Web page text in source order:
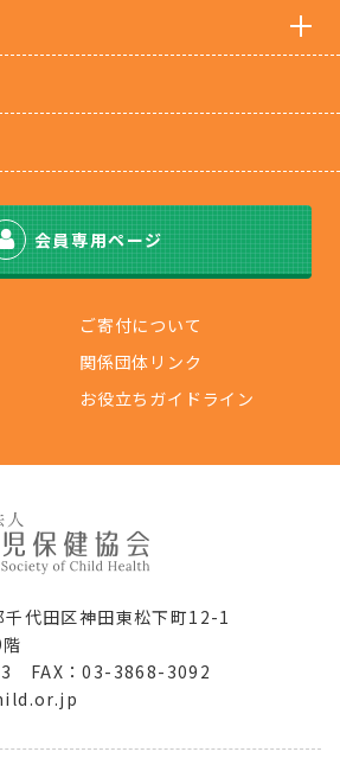
会員専用ページ
ご寄付について
関係団体リンク
お役立ちガイドライン
代田区神田東松下町12-1
FAX：03-3868-3092